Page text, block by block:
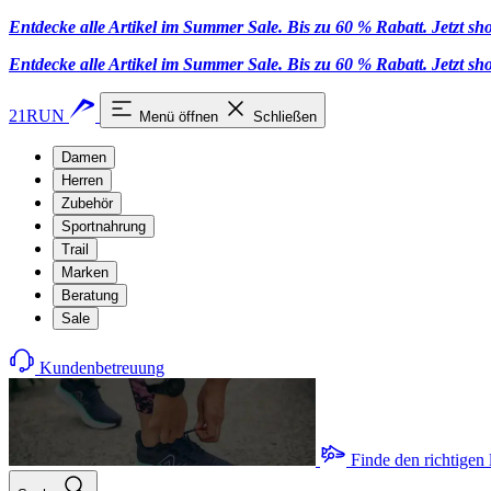
Entdecke alle Artikel im Summer Sale. Bis zu 60 % Rabatt. Jetzt
Entdecke alle Artikel im Summer Sale. Bis zu 60 % Rabatt. Jetzt
21RUN Menü öffnen Schließen
Damen
Herren
Zubehör
Sportnahrung
Trail
Marken
Beratung
Sale
Kundenbetreuung
Finde den richtigen